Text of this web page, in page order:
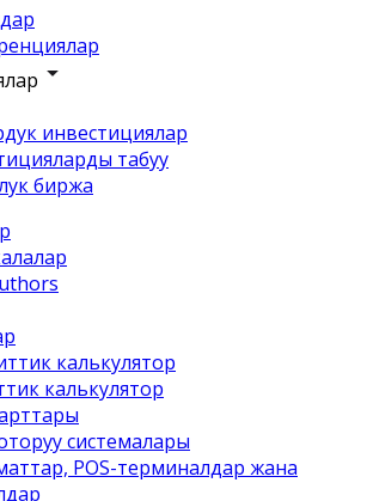
инвестициялар
табуу
биржа
калькулятор
калькулятор
системалары
POS-терминалдар жана